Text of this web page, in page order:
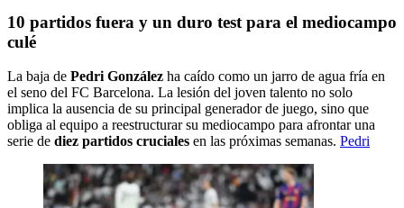
10 partidos fuera y un duro test para el mediocampo
culé
La baja de Pedri González ha caído como un jarro de agua fría en
el seno del FC Barcelona. La lesión del joven talento no solo
implica la ausencia de su principal generador de juego, sino que
obliga al equipo a reestructurar su mediocampo para afrontar una
serie de diez partidos cruciales en las próximas semanas. Pedri